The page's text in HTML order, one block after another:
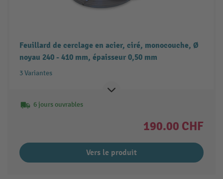
Feuillard de cerclage en acier, ciré, monocouche, Ø
noyau 240 - 410 mm, épaisseur 0,50 mm
3 Variantes
6 jours ouvrables
190.00 CHF
Vers le produit